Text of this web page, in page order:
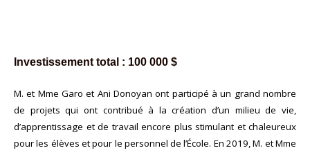
Investissement total : 100 000 $
M.et Mme Garo et Ani Donoyan ont participé à un grand nombre
de projets qui ont contribué à la création d’un milieu de vie,
d’apprentissage et de travail encore plus stimulant et chaleureux
pour les élèves et pour le personnel de l’École. En 2019, M. et Mme